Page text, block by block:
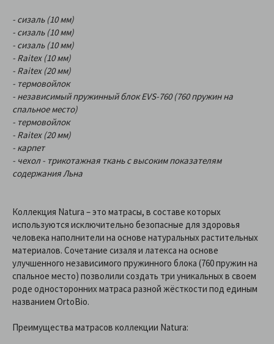
- сизаль (10 мм)
- сизаль (10 мм)
- сизаль (10 мм)
- Raitex (10 мм)
- Raitex (20 мм)
- термовойлок
- независимый пружинный блок EVS-760 (760 пружин на
спальное место)
- термовойлок
- Raitex (20 мм)
- карпет
- чехол - трикотажная ткань с высоким показателям
содержания Льна
Коллекция Natura – это матрасы, в составе которых
используются исключительно безопасные для здоровья
человека наполнители на основе натуральных растительных
материалов. Сочетание сизаля и латекса на основе
улучшенного независимого пружинного блока (760 пружин на
спальное место) позволили создать три уникальных в своем
роде односторонних матраса разной жёсткости под единым
названием OrtoBio.
Преимущества матрасов коллекции Natura: